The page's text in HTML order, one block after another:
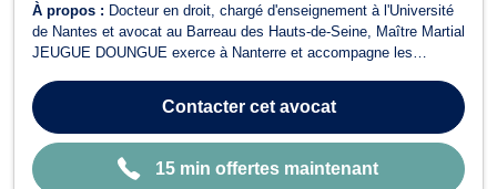
À propos : Docteur en droit, chargé d'enseignement à l'Université
de Nantes et avocat au Barreau des Hauts-de-Seine, Maître Martial
JEUGUE DOUNGUE exerce à Nanterre et accompagne les
associations confrontés à des problématiques juridiques
complexes ou à des situatio...
Contactercet avocat
15 min offertes maintenant